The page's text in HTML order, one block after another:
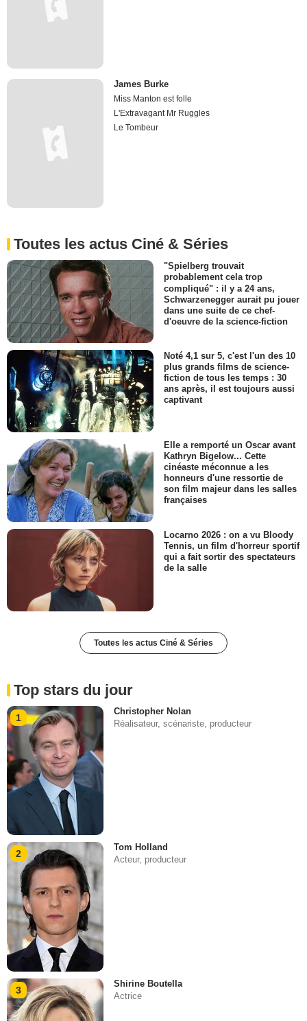
James Burke
Miss Manton est folle
L'Extravagant Mr Ruggles
Le Tombeur
Toutes les actus Ciné & Séries
"Spielberg trouvait
probablement cela trop
compliqué" : il y a 24 ans,
Schwarzenegger aurait pu jouer
dans une suite de ce chef-
d'oeuvre de la science-fiction
Noté 4,1 sur 5, c'est l'un des 10
plus grands films de science-
fiction de tous les temps : 30
ans après, il est toujours aussi
captivant
Elle a remporté un Oscar avant
Kathryn Bigelow... Cette
cinéaste méconnue a les
honneurs d'une ressortie de
son film majeur dans les salles
françaises
Locarno 2026 : on a vu Bloody
Tennis, un film d'horreur sportif
qui a fait sortir des spectateurs
de la salle
Toutes les actus Ciné & Séries
Top stars du jour
1
Christopher Nolan
Réalisateur, scénariste, producteur
2
Tom Holland
Acteur, producteur
3
Shirine Boutella
Actrice